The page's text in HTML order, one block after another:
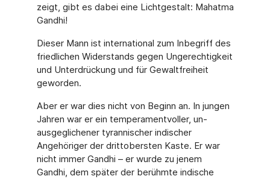
zeigt, gibt es dabei eine Lichtgestalt: Mahatma
Gandhi!
Dieser Mann ist international zum Inbegriff des
friedlichen Widerstands gegen Ungerech­tigkeit
und Unterdrückung und für Gewaltfreiheit
geworden.
Aber er war dies nicht von Beginn an. In jungen
Jahren war er ein temperamentvoller, un­
ausgeglichener tyrannischer indischer
Angehöriger der drittobersten Kaste. Er war
nicht immer Gandhi – er wurde zu jenem
Gandhi, dem später der berühmte indische